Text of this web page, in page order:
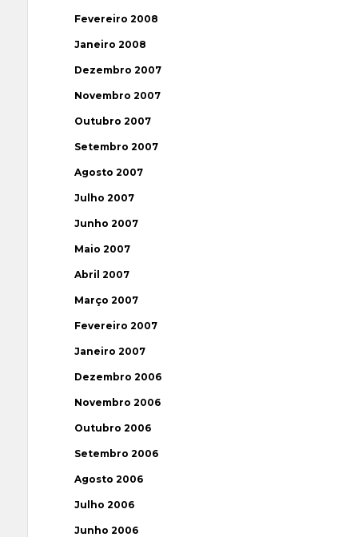
Fevereiro 2008
Janeiro 2008
Dezembro 2007
Novembro 2007
Outubro 2007
Setembro 2007
Agosto 2007
Julho 2007
Junho 2007
Maio 2007
Abril 2007
Março 2007
Fevereiro 2007
Janeiro 2007
Dezembro 2006
Novembro 2006
Outubro 2006
Setembro 2006
Agosto 2006
Julho 2006
Junho 2006